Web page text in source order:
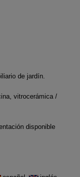
de jardín.
vitrocerámica /
disponible